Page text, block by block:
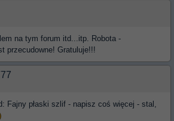
na tym forum itd...itp. Robota -
przecudowne! Gratuluje!!!
Fajny płaski szlif - napisz coś więcej - stal,